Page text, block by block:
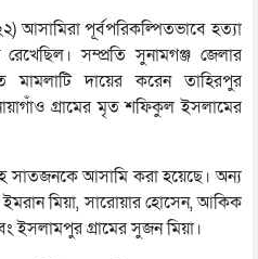
আসামিরা পূর্বপরিকল্পিতভাবে হত্যা
সম্প্রতি সুনামগঞ্জ জেলার
মামলাটি দায়ের করেন তাহিরপুর
গ্রামের মৃত শফিকুল ইসলামের
সাতজনকে আসামি করা হয়েছে। অন্য
ইমরান মিয়া, সারোয়ার হোসেন, আকিক
ইসলামপুর গ্রামের সুজন মিয়া।